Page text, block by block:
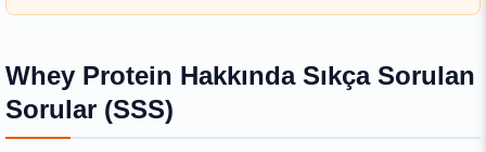
Whey Protein Hakkında Sıkça Sorulan
Sorular (SSS)